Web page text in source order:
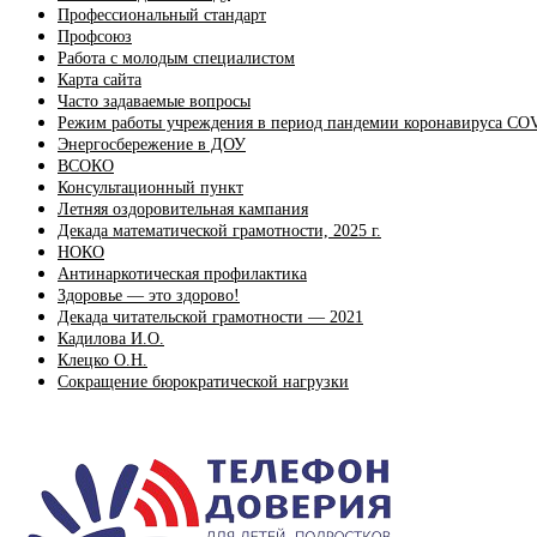
Профессиональный стандарт
Профсоюз
Работа с молодым специалистом
Карта сайта
Часто задаваемые вопросы
Режим работы учреждения в период пандемии коронавируса
Энергосбережение в ДОУ
ВСОКО
Консультационный пункт
Летняя оздоровительная кампания
Декада математической грамотности, 2025 г.
НОКО
Антинаркотическая профилактика
Здоровье — это здорово!
Декада читательской грамотности — 2021
Кадилова И.О.
Клецко О.Н.
Сокращение бюрократической нагрузки